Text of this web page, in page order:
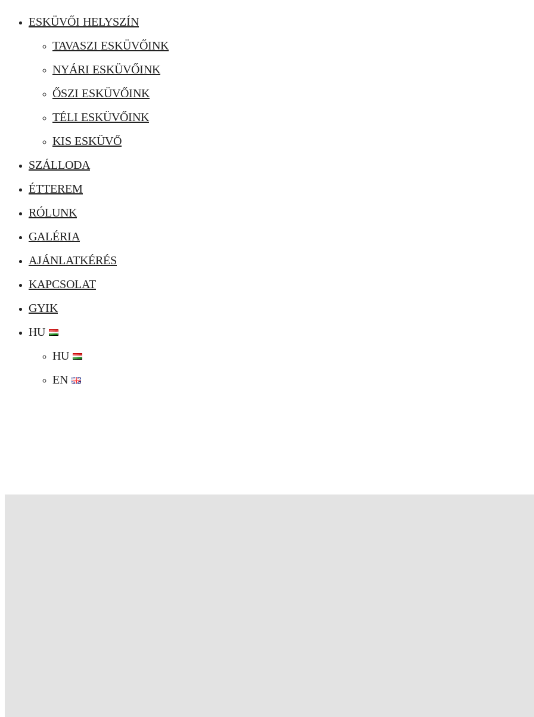
ESKÜVŐI HELYSZÍN
TAVASZI ESKÜVŐINK
NYÁRI ESKÜVŐINK
ŐSZI ESKÜVŐINK
TÉLI ESKÜVŐINK
KIS ESKÜVŐ
SZÁLLODA
ÉTTEREM
RÓLUNK
GALÉRIA
AJÁNLATKÉRÉS
KAPCSOLAT
GYIK
HU
HU
EN